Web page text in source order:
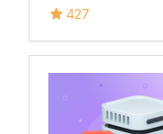
справочники и
427